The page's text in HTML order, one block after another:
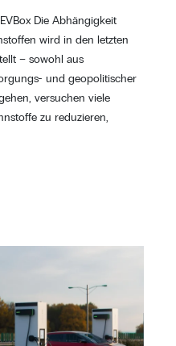
Die Abhängigkeit
wird in den letzten
– sowohl aus
und geopolitischer
versuchen viele
zu reduzieren,